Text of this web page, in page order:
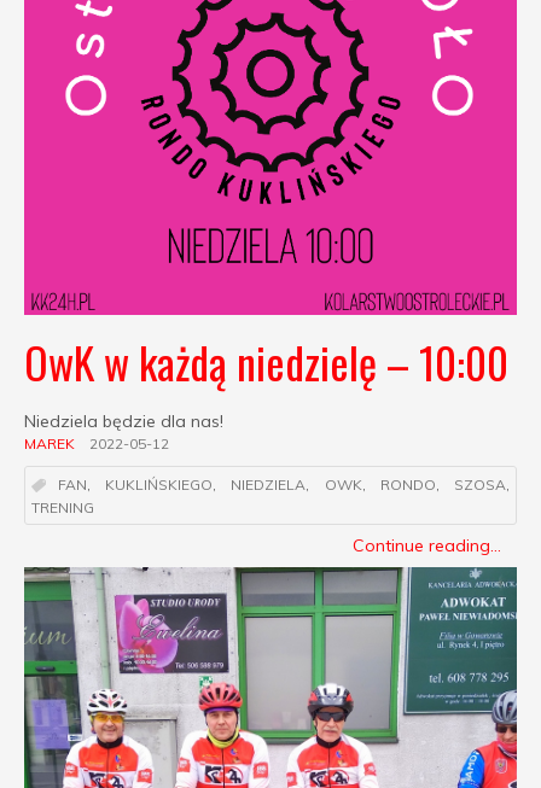
OwK w każdą niedzielę – 10:00
Niedziela będzie dla nas!
MAREK 2022-05-12
FAN, KUKLIŃSKIEGO, NIEDZIELA, OWK, RONDO, SZOSA,
TRENING
Continue reading...